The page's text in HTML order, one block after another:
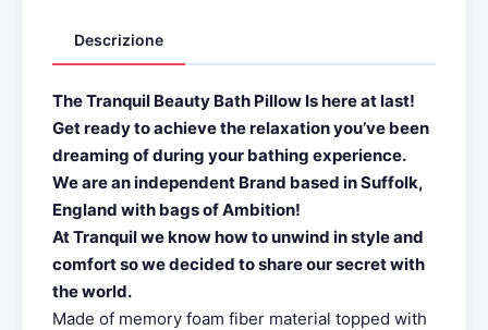
Descrizione
The Tranquil Beauty Bath Pillow Is here at last!
Get ready to achieve the relaxation you’ve been
dreaming of during your bathing experience.
We are an independent Brand based in Suffolk,
England with bags of Ambition!
At Tranquil we know how to unwind in style and
comfort so we decided to share our secret with
the world.
Made of memory foam fiber material topped with